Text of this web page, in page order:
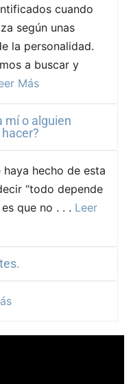
cuando
según unas
la personalidad.
a buscar y
Más
mí o alguien
hecho de esta
“todo depende
que no . . . Leer